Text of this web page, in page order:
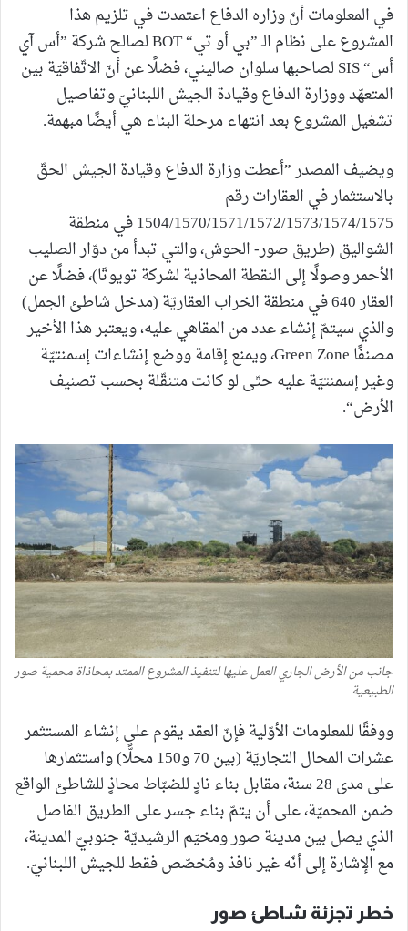
في المعلومات أنّ وزاره الدفاع اعتمدت في تلزيم هذا
المشروع على نظام الـ ”بي أو تي“ BOT لصالح شركة ”أس آي
أس“ SIS لصاحبها سلوان صاليني، فضلًا عن أنّ الاتّفاقيّة بين
المتعهّد ووزارة الدفاع وقيادة الجيش اللبنانيّ وتفاصيل
تشغيل المشروع بعد انتهاء مرحلة البناء هي أيضًا مبهمة.
ويضيف المصدر ”أعطت وزارة الدفاع وقيادة الجيش الحقّ
بالاستثمار في العقارات رقم
1504/1570/1571/1572/1573/1574/1575 في منطقة
الشواليق (طريق صور- الحوش، والتي تبدأ من دوّار الصليب
الأحمر وصولًا إلى النقطة المحاذية لشركة تويوتّا)، فضلًا عن
العقار 640 في منطقة الخراب العقاريّة (مدخل شاطئ الجمل)
والذي سيتمّ إنشاء عدد من المقاهي عليه، ويعتبر هذا الأخير
مصنفًا Green Zone، ويمنع إقامة ووضع إنشاءات إسمنتيّة
وغير إسمنتيّة عليه حتّى لو كانت متنقّلة بحسب تصنيف
الأرض“.
جانب من الأرض الجاري العمل عليها لتنفيذ المشروع الممتد بمحاذاة محمية صور
الطبيعية
ووفقًا للمعلومات الأوّلية فإنّ العقد يقوم على إنشاء المستثمر
عشرات المحال التجاريّة (بين 70 و150 محلًّا) واستثمارها
على مدى 28 سنة، مقابل بناء نادٍ للضبّاط محاذٍ للشاطئ الواقع
ضمن المحميّة، على أن يتمّ بناء جسر على الطريق الفاصل
الذي يصل بين مدينة صور ومخيّم الرشيديّة جنوبيّ المدينة،
مع الإشارة إلى أنّه غير نافذ ومُخصّص فقط للجيش اللبنانيّ.
خطر تجزئة شاطئ صور